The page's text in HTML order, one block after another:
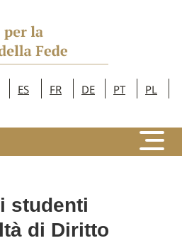
ES FR DE PT PL
studenti
di Diritto